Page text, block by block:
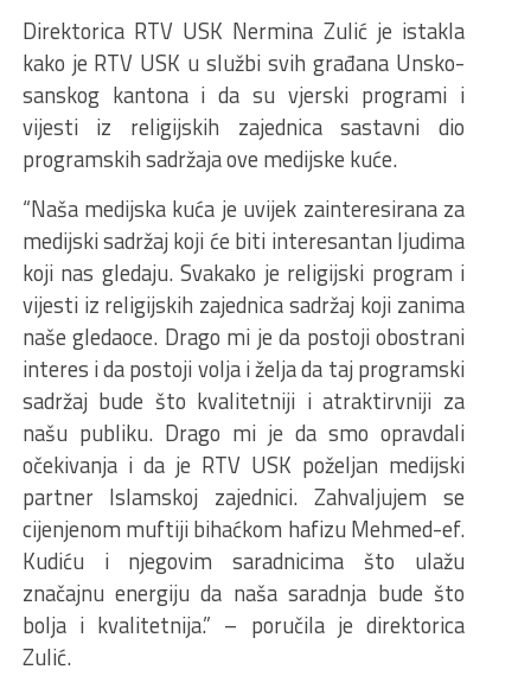
Direktorica RTV USK Nermina Zulić je istakla
kako je RTV USK u službi svih građana Unsko-
sanskog kantona i da su vjerski programi i
vijesti iz religijskih zajednica sastavni dio
programskih sadržaja ove medijske kuće.
“Naša medijska kuća je uvijek zainteresirana za
medijski sadržaj koji će biti interesantan ljudima
koji nas gledaju. Svakako je religijski program i
vijesti iz religijskih zajednica sadržaj koji zanima
naše gledaoce. Drago mi je da postoji obostrani
interes i da postoji volja i želja da taj programski
sadržaj bude što kvalitetniji i atraktirvniji za
našu publiku. Drago mi je da smo opravdali
očekivanja i da je RTV USK poželjan medijski
partner Islamskoj zajednici. Zahvaljujem se
cijenjenom muftiji bihaćkom hafizu Mehmed-ef.
Kudiću i njegovim saradnicima što ulažu
značajnu energiju da naša saradnja bude što
bolja i kvalitetnija.” – poručila je direktorica
Zulić.